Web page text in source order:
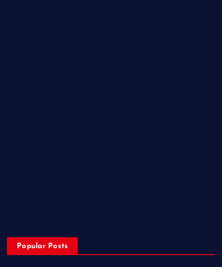
Popular Posts